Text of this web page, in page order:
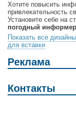
Хотите повысить
привлекательность
Установите себе на
погодный
Показать все
для вставки
Реклама
Контакты